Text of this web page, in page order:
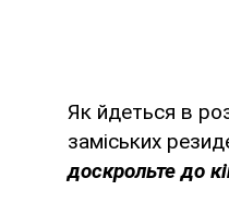
Як йдеться в
заміських
доскрольте до